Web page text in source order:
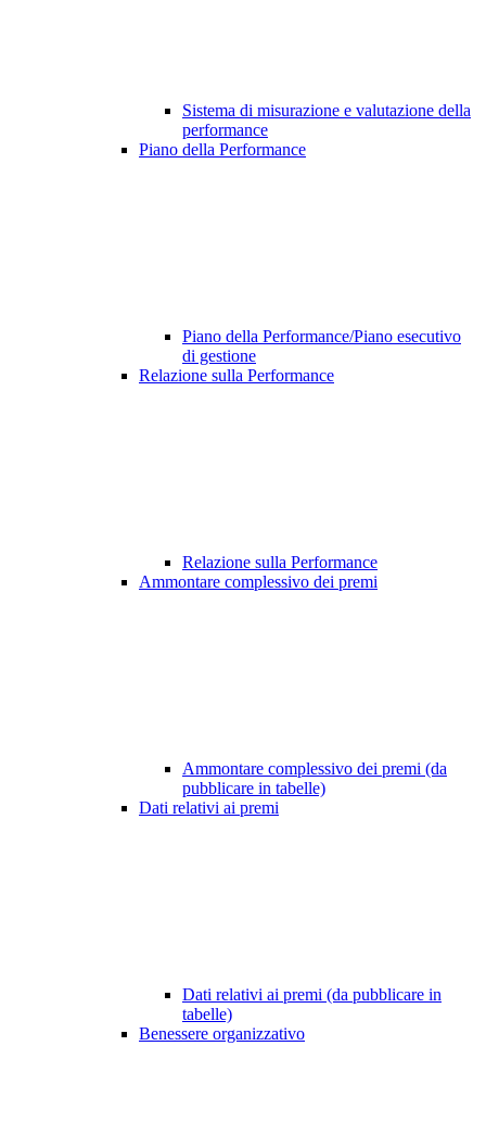
Sistema di misurazione e valutazione della
performance
Piano della Performance
Piano della Performance/Piano esecutivo
di gestione
Relazione sulla Performance
Relazione sulla Performance
Ammontare complessivo dei premi
Ammontare complessivo dei premi (da
pubblicare in tabelle)
Dati relativi ai premi
Dati relativi ai premi (da pubblicare in
tabelle)
Benessere organizzativo